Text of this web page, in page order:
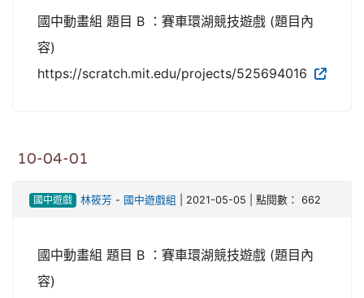
國中動畫組 題目 B ：賽車環湖競技遊戲 (題目內
容)
https://scratch.mit.edu/projects/525694016
10-04-01
國中遊戲 林筱芳 - 國中遊戲組 | 2021-05-05 | 點閱數： 662
國中動畫組 題目 B ：賽車環湖競技遊戲 (題目內
容)